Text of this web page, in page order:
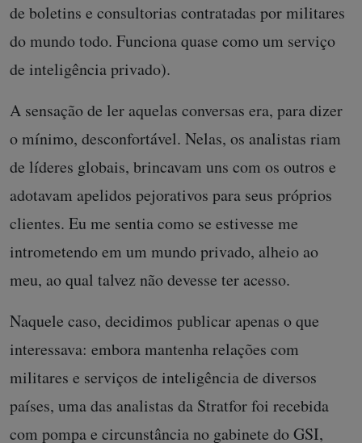
de boletins e consultorias contratadas por militares
do mundo todo. Funciona quase como um serviço
de inteligência privado).
A sensação de ler aquelas conversas era, para dizer
o mínimo, desconfortável. Nelas, os analistas riam
de líderes globais, brincavam uns com os outros e
adotavam apelidos pejorativos para seus próprios
clientes. Eu me sentia como se estivesse me
intrometendo em um mundo privado, alheio ao
meu, ao qual talvez não devesse ter acesso.
Naquele caso, decidimos publicar apenas o que
interessava: embora mantenha relações com
militares e serviços de inteligência de diversos
países, uma das analistas da Stratfor foi recebida
com pompa e circunstância no gabinete do GSI,